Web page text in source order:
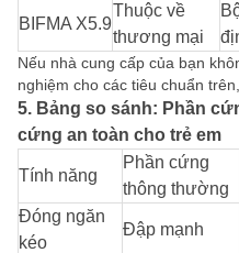
BIFMA X5.9
Thuộc về
thương mại
Nếu nhà cung cấp của bạn
nghiệm cho các tiêu chuẩn
5. Bảng so sánh: Phần
cứng an toàn cho trẻ em
Tính năng
Phần cứng
thông thường
Đóng ngăn
kéo
Đập mạnh